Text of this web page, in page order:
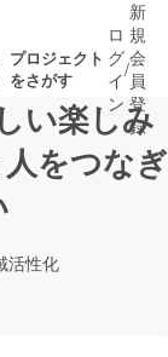
プロジェクト
をさがす
いプ
ロ
グ
イ
ン
/
新
規
会
員
登
録
い楽しみ
をつなぎ
活性化